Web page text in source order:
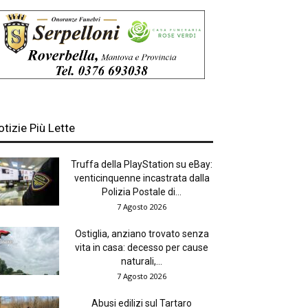
Più Lette
Truffa della PlayStation su eBay:
venticinquenne incastrata dalla
Polizia Postale di...
7 Agosto 2026
Ostiglia, anziano trovato senza
vita in casa: decesso per cause
naturali,...
7 Agosto 2026
Abusi edilizi sul Tartaro